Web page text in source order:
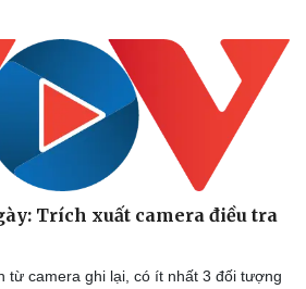
Công nghệ
Trích xuất camera điều tra
từ camera ghi lại, có ít nhất 3 đối tượng